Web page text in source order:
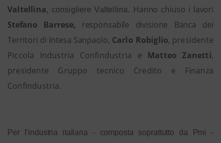
Valtellina , consigliere Valtellina. Hanno chiuso i lavori
Stefano Barrese, responsabile divisione Banca dei
Territori di Intesa Sanpaolo, Carlo Robiglio, presidente
Piccola Industria Confindustria e Matteo Zanetti,
presidente Gruppo tecnico Credito e Finanza
Confindustria.
Per l’industria italiana - composta soprattutto da Pmi -